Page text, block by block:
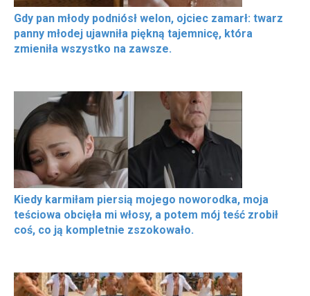
Gdy pan młody podniósł welon, ojciec zamarł: twarz
panny młodej ujawniła piękną tajemnicę, która
zmieniła wszystko na zawsze.
Kiedy karmiłam piersią mojego noworodka, moja
teściowa obcięła mi włosy, a potem mój teść zrobił
coś, co ją kompletnie zszokowało.